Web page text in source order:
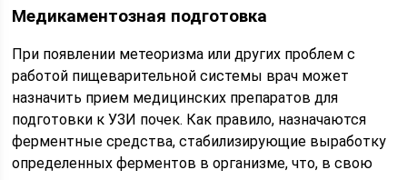
Медикаментозная подготовка
При появлении метеоризма или других проблем с
работой пищеварительной системы врач может
назначить прием медицинских препаратов для
подготовки к УЗИ почек. Как правило, назначаются
ферментные средства, стабилизирующие выработку
определенных ферментов в организме, что, в свою